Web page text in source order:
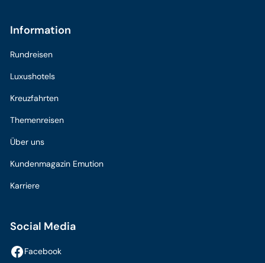
Information
Rundreisen
Luxushotels
Kreuzfahrten
Themenreisen
Über uns
Kundenmagazin Emution
Karriere
Social Media
Facebook